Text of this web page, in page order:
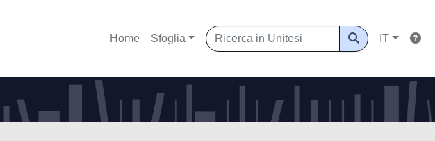
Home Sfoglia IT